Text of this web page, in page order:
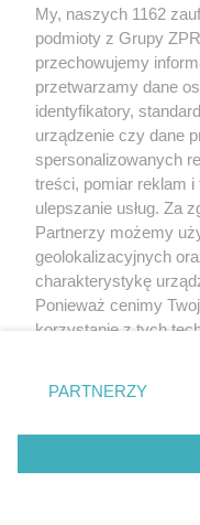
My, naszych 1162
podmioty z Grupy
przechowujemy
przetwarzamy dane
identyfikatory,
urządzenie czy dane
spersonalizowanych
treści, pomiar reklam i
ulepszanie usług. Za
Partnerzy możemy
geolokalizacyjnych
charakterystykę
Ponieważ cenimy
korzystanie z tych
zmienić/wycofać
znajdujący się w
rodzaje
użytkownika, ale
przetwarzaniu.
PARTNERZY